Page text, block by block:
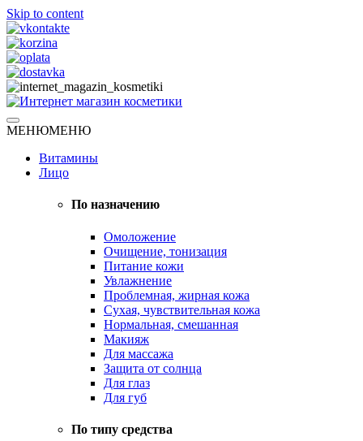
Skip to content
Интернет магазин косметики
Натуральная косметика
МЕНЮМЕНЮ
Витамины
Лицо
По назначению
Омоложение
Очищение, тонизация
Питание кожи
Увлажнение
Проблемная, жирная кожа
Сухая, чувствительная кожа
Нормальная, смешанная
Макияж
Для массажа
Защита от солнца
Для глаз
Для губ
По типу средства